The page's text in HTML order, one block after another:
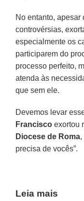
No entanto,
controvérsias,
especialmente os
participarem do
processo perfeito,
atenda às
que sem ele.
Devemos levar
Francisco exortou
Diocese de Roma,
precisa de vocês”.
Leia mais